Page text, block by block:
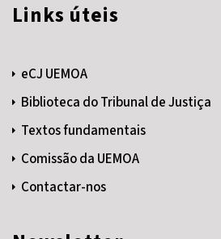
Links úteis
eCJ UEMOA
Biblioteca do Tribunal de Justiça
Textos fundamentais
Comissão da UEMOA
Contactar-nos